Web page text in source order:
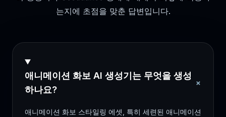
는지에 초점을 맞춘 답변입니다.
애니메이션 화보 AI 생성기는 무엇을 생성
하나요?
+
애니메이션 화보 스타일링 에셋, 특히 세련된 애니메이션